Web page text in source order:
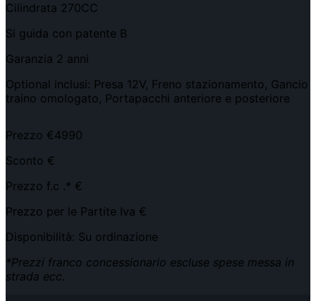
Cilindrata 270CC
Si guida con patente B
Garanzia 2 anni
Optional inclusi: Presa 12V, Freno stazionamento, Gancio
traino omologato, Portapacchi anteriore e posteriore
Prezzo €4990
Sconto €
Prezzo f.c .* €
Prezzo per le Partite Iva €
Disponibilità: Su ordinazione
*Prezzi franco concessionario escluse spese messa in
strada ecc.